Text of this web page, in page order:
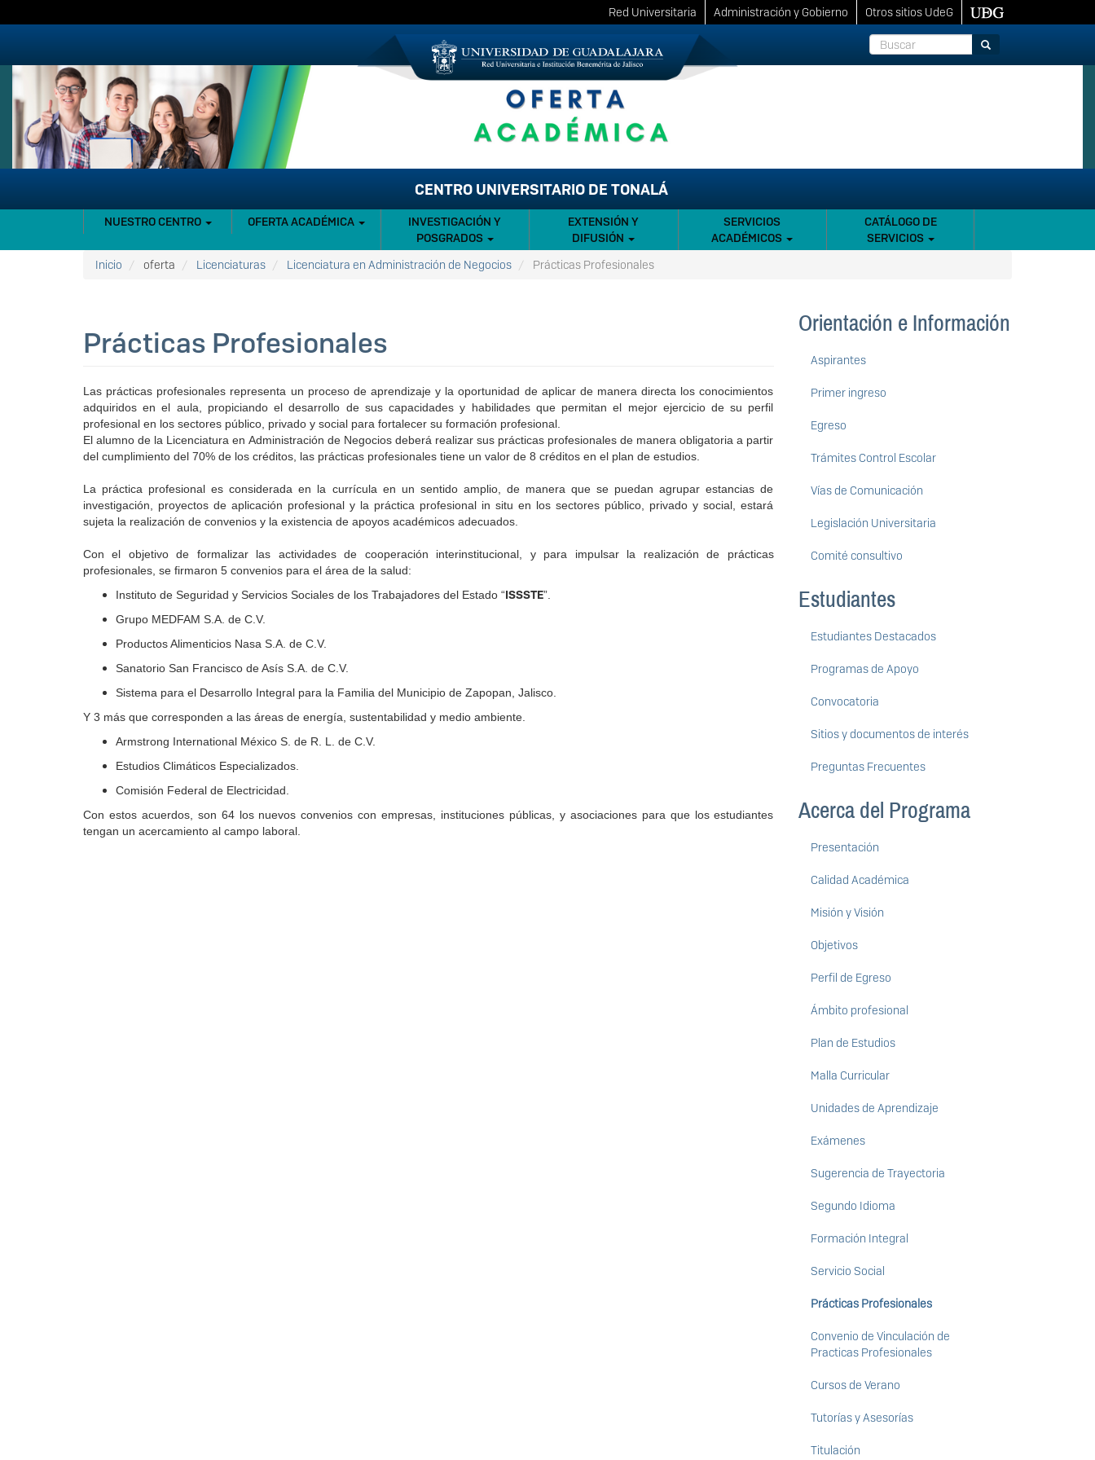
al
Red Universitaria Administración y Gobierno
Otros sitios UdeG
Buscar
Buscar
CENTRO UNIVERSITARIO DE TONALÁ
NAVEGACIÓN
PRINCIPAL
NUESTRO CENTRO OFERTA ACADÉMICA
INVESTIGACIÓN Y
POSGRADOS
EXTENSIÓN Y
DIFUSIÓN
SERVICIOS
ACADÉMICOS
CATÁLOGO DE
SERVICIOS
Inicio
oferta Licenciaturas Licenciatura en Administración de Negocios Prácticas Profesionales
Prácticas Profesionales
Las prácticas profesionales representa un proceso de aprendizaje y la oportunidad de aplicar de manera directa los conocimientos
adquiridos en el aula, propiciando el desarrollo de sus capacidades y habilidades que permitan el mejor ejercicio de su perfil
profesional en los sectores público, privado y social para fortalecer su formación profesional.
El alumno de la Licenciatura en Administración de Negocios deberá realizar sus prácticas profesionales de manera obligatoria a partir
del cumplimiento del 70% de los créditos, las prácticas profesionales tiene un valor de 8 créditos en el plan de estudios.
La práctica profesional es considerada en la currícula en un sentido amplio, de manera que se puedan agrupar estancias de
investigación, proyectos de aplicación profesional y la práctica profesional in situ en los sectores público, privado y social, estará
sujeta la realización de convenios y la existencia de apoyos académicos adecuados.
Con el objetivo de formalizar las actividades de cooperación interinstitucional, y para impulsar la realización de prácticas
profesionales, se firmaron 5 convenios para el área de la salud:
Instituto de Seguridad y Servicios Sociales de los Trabajadores del Estado “ISSSTE”.
Grupo MEDFAM S.A. de C.V.
Productos Alimenticios Nasa S.A. de C.V.
Sanatorio San Francisco de Asís S.A. de C.V.
Sistema para el Desarrollo Integral para la Familia del Municipio de Zapopan, Jalisco.
Y 3 más que corresponden a las áreas de energía, sustentabilidad y medio ambiente.
Armstrong International México S. de R. L. de C.V.
Estudios Climáticos Especializados.
Comisión Federal de Electricidad.
Con estos acuerdos, son 64 los nuevos convenios con empresas, instituciones públicas, y asociaciones para que los estudiantes
tengan un acercamiento al campo laboral.
Orientación e Información
Aspirantes
Primer ingreso
Egreso
Trámites Control Escolar
Vías de Comunicación
Legislación Universitaria
Comité consultivo
Estudiantes
Estudiantes Destacados
Programas de Apoyo
Convocatoria
Sitios y documentos de interés
Preguntas Frecuentes
Acerca del Programa
Presentación
Calidad Académica
Misión y Visión
Objetivos
Perfil de Egreso
Ámbito profesional
Plan de Estudios
Malla Curricular
Unidades de Aprendizaje
Exámenes
Sugerencia de Trayectoria
Segundo Idioma
Formación Integral
Servicio Social
Prácticas Profesionales
Convenio de Vinculación de
Practicas Profesionales
Cursos de Verano
Tutorías y Asesorías
Titulación